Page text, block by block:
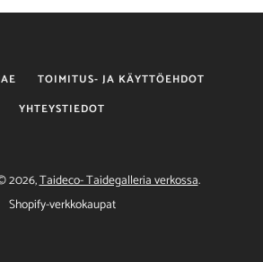
TOIMITUS- JA KÄYTTÖEHDOT
YHTEYSTIEDOT
2026,Taideco- Taidegalleria verkossa.
Shopify-verkkokaupat